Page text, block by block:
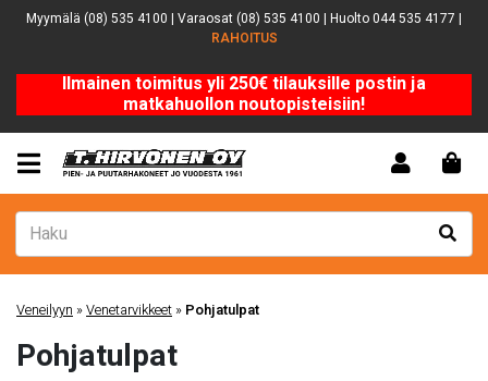
Myymälä (08) 535 4100 | Varaosat (08) 535 4100 | Huolto 044 535 4177 |
RAHOITUS
Ilmainen toimitus yli 250€ tilauksille postin ja
matkahuollon noutopisteisiin!
Veneilyyn »Venetarvikkeet » Pohjatulpat
Pohjatulpat